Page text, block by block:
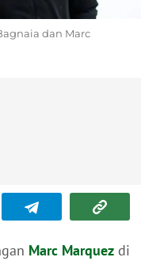
dan Marc
Marc Marquez di